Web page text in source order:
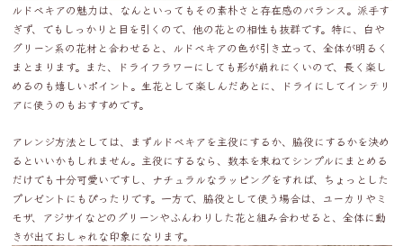
ルドベキアの魅力は、なんといってもその素朴さと存在感のバランス。派手す
ぎず、でもしっかりと目を引くので、他の花との相性も抜群です。特に、白や
グリーン系の花材と合わせると、ルドベキアの色が引き立って、全体が明るく
まとまります。また、ドライフラワーにしても形が崩れにくいので、長く楽し
めるのも嬉しいポイント。生花として楽しんだあとに、ドライにしてインテリ
アに使うのもおすすめです。
アレンジ方法としては、まずルドベキアを主役にするか、脇役にするかを決め
るといいかもしれません。主役にするなら、数本を束ねてシンプルにまとめる
だけでも十分可愛いですし、ナチュラルなラッピングをすれば、ちょっとした
プレゼントにもぴったりです。一方で、脇役として使う場合は、ユーカリやミ
モザ、アジサイなどのグリーンやふんわりした花と組み合わせると、全体に動
きが出ておしゃれな印象になります。